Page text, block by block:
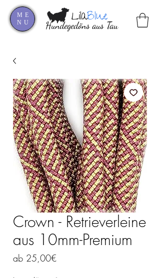
Hundegedöns aus Tau
LilaBlue
ME
NU
Crown - Retrieverleine
aus 10mm-Premium
ab 25,00€